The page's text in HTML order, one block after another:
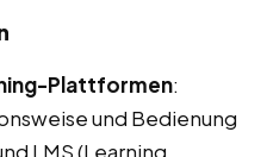
Plattformen:
und Bedienung
LMS (Learning